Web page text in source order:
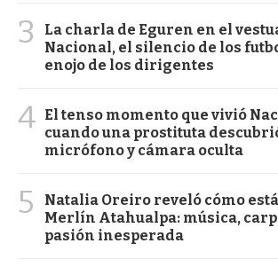
3
La charla de Eguren en el
Nacional, el silencio de los
enojo de los dirigentes
4 El tenso momento que vivió
cuando una prostituta
micrófono y cámara oculta
5
Natalia Oreiro reveló cómo
Merlín Atahualpa: música,
pasión inesperada